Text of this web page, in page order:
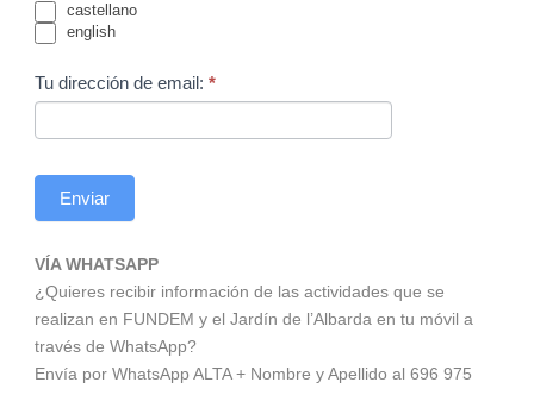
castellano
english
Tu dirección de email: *
Enviar
VÍA WHATSAPP
¿Quieres recibir información de las actividades que se
realizan en FUNDEM y el Jardín de l’Albarda en tu móvil a
través de WhatsApp?
Envía por WhatsApp ALTA + Nombre y Apellido al 696 975